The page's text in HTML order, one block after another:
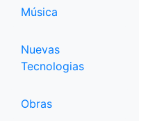
Música
Nuevas
Tecnologias
Obras